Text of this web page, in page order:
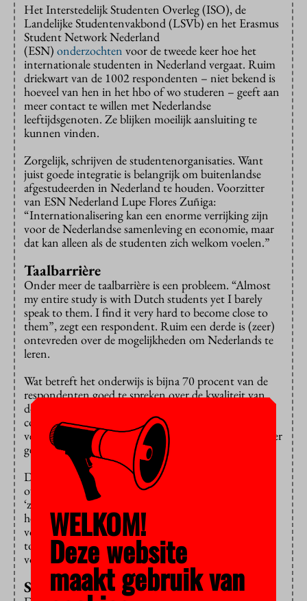
Het Interstedelijk Studenten Overleg (ISO), de
Landelijke Studentenvakbond (LSVb) en het Erasmus
Student Network Nederland
(ESN) onderzochten voor de tweede keer hoe het
internationale studenten in Nederland vergaat. Ruim
driekwart van de 1002 respondenten – niet bekend is
hoeveel van hen in het hbo of wo studeren – geeft aan
meer contact te willen met Nederlandse
leeftijdsgenoten. Ze blijken moeilijk aansluiting te
kunnen vinden.
Zorgelijk, schrijven de studentenorganisaties. Want
juist goede integratie is belangrijk om buitenlandse
afgestudeerden in Nederland te houden. Voorzitter
van ESN Nederland Lupe Flores Zuñiga:
“Internationalisering kan een enorme verrijking zijn
voor de Nederlandse samenleving en economie, maar
dat kan alleen als de studenten zich welkom voelen.”
Taalbarrière
Onder meer de taalbarrière is een probleem. “Almost
my entire study is with Dutch students yet I barely
speak to them. I find it very hard to become close to
them”, zegt een respondent. Ruim een derde is (zeer)
ontevreden over de mogelijkheden om Nederlands te
leren.
Wat betreft het onderwijs is bijna 70 procent van de
respondenten goed te spreken over de kwaliteit van
docenten. Wel vindt ruim een kwart dat er tijdens
colleges geen rekening wordt gehouden met culturele
verschillen. Ook voelt ruim 22 procent zich daar amper
gehoord.
De internationals zijn opnieuw uitgebreid bevraagd
over hun welzijn. Wat blijkt: bijna 44 procent ervaart
‘zeer veel’ tot ‘extreem veel’ stress en ruim 40 procent
heeft last van psychologische problemen. ISO-
voorzitter Tom van den Brink: “Makkelijke toegang
tot hulp moet voor iedereen beschikbaar zijn, ook
voor internationals.”
Studentenleven
WELKOM!
Deze website
maakt gebruik van